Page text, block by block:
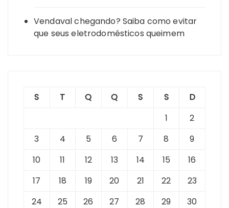
Vendaval chegando? Saiba como evitar
que seus eletrodomésticos queimem
S T Q Q S S
D
1
2
3
4 5 6 7 8
9
10
11 12 13 14 15
16
17
18 19 20 21 22
23
24
25 26 27 28 29
30